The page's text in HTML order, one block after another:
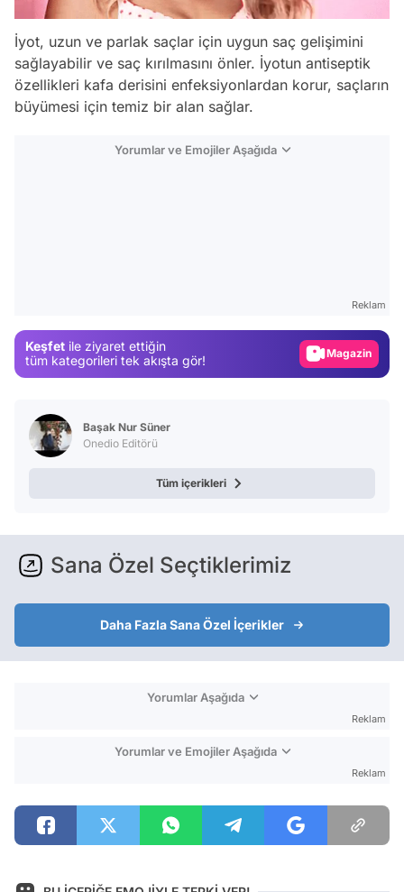
İyot, uzun ve parlak saçlar için uygun saç gelişimini
sağlayabilir ve saç kırılmasını önler. İyotun antiseptik
özellikleri kafa derisini enfeksiyonlardan korur, saçların
büyümesi için temiz bir alan sağlar.
Yorumlar ve Emojiler Aşağıda
Reklam
Keşfet ile ziyaret ettiğin
tüm kategorileri tek akışta gör!
Video
Başak Nur Süner
Onedio Editörü
Tüm içerikleri
Sana Özel Seçtiklerimiz
Daha Fazla Sana Özel İçerikler
Yorumlar Aşağıda
Reklam
Yorumlar ve Emojiler Aşağıda
Reklam